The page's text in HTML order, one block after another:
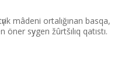
mâdeni ortalığınan basqa,
öner sүygen žûrtšılıq qatıstı.